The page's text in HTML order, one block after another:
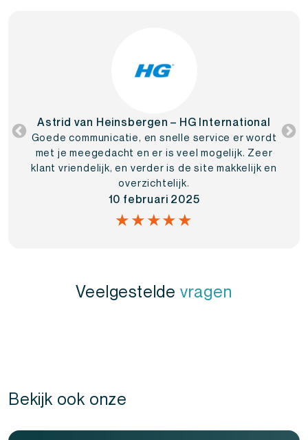
Astrid van Heinsbergen – HG International
Goede communicatie, en snelle service er wordt
met je meegedacht en er is veel mogelijk. Zeer
klant vriendelijk, en verder is de site makkelijk en
overzichtelijk.
10 februari 2025
★★★★★
Veelgestelde vragen
Bekijk ook onze